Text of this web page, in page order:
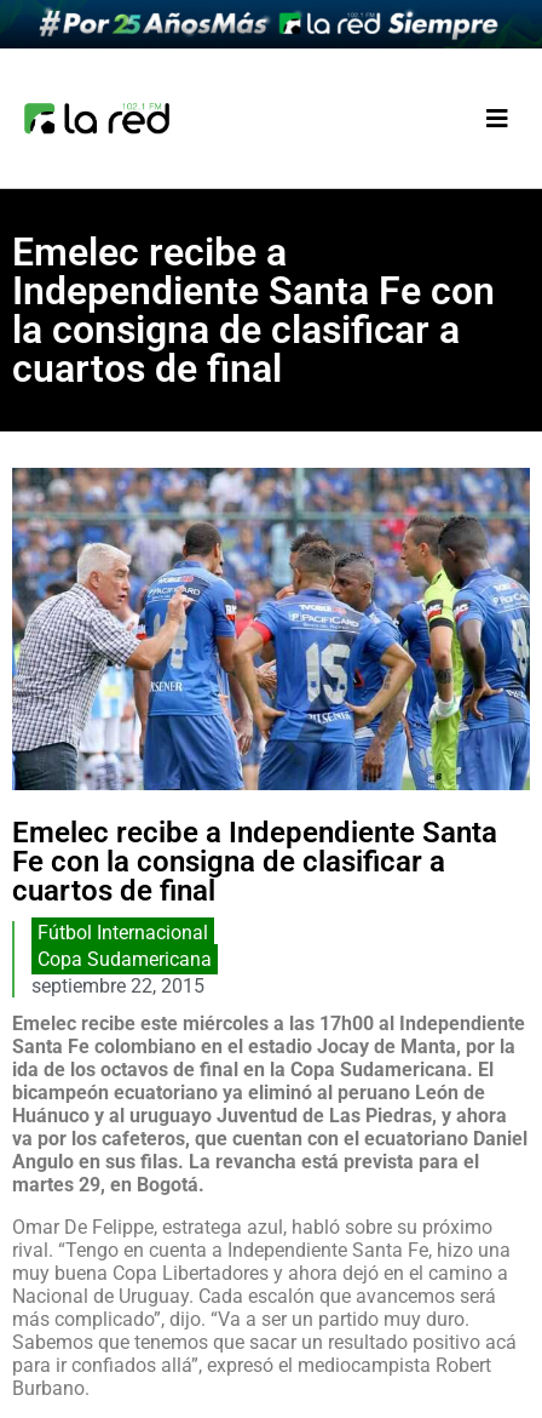
Emelec recibe a
Independiente Santa Fe con
la consigna de clasificar a
cuartos de final
Emelec recibe a Independiente Santa
Fe con la consigna de clasificar a
cuartos de final
Fútbol Internacional
Copa Sudamericana
septiembre 22, 2015
Emelec recibe este miércoles a las 17h00 al Independiente
Santa Fe colombiano en el estadio Jocay de Manta, por la
ida de los octavos de final en la Copa Sudamericana. El
bicampeón ecuatoriano ya eliminó al peruano León de
Huánuco y al uruguayo Juventud de Las Piedras, y ahora
va por los cafeteros, que cuentan con el ecuatoriano Daniel
Angulo en sus filas. La revancha está prevista para el
martes 29, en Bogotá.
Omar De Felippe, estratega azul, habló sobre su próximo
rival. “Tengo en cuenta a Independiente Santa Fe, hizo una
muy buena Copa Libertadores y ahora dejó en el camino a
Nacional de Uruguay. Cada escalón que avancemos será
más complicado”, dijo. “Va a ser un partido muy duro.
Sabemos que tenemos que sacar un resultado positivo acá
para ir confiados allá”, expresó el mediocampista Robert
Burbano.